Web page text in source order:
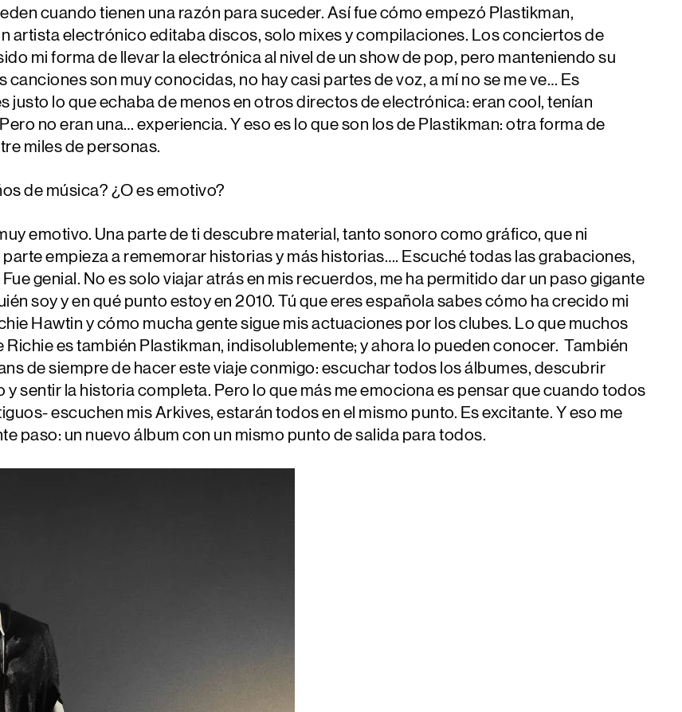
cuando tienen una razón para suceder. Así fue cómo empezó Plastikman,
artista electrónico editaba discos, solo mixes y compilaciones. Los conciertos de
mi forma de llevar la electrónica al nivel de un show de pop, pero manteniendo su
canciones son muy conocidas, no hay casi partes de voz, a mí no se me ve… Es
justo lo que echaba de menos en otros directos de electrónica: eran cool, tenían
no eran una… experiencia. Y eso es lo que son los de Plastikman: otra forma de
miles de personas.
de música? ¿O es emotivo?
emotivo. Una parte de ti descubre material, tanto sonoro como gráfico, que ni
empieza a rememorar historias y más historias…. Escuché todas las grabaciones,
genial. No es solo viajar atrás en mis recuerdos, me ha permitido dar un paso gigante
soy y en qué punto estoy en 2010. Tú que eres española sabes cómo ha crecido mi
Hawtin y cómo mucha gente sigue mis actuaciones por los clubes. Lo que muchos
Richie es también Plastikman, indisolublemente; y ahora lo pueden conocer. También
de siempre de hacer este viaje conmigo: escuchar todos los álbumes, descubrir
y sentir la historia completa. Pero lo que más me emociona es pensar que cuando todos
escuchen mis Arkives, estarán todos en el mismo punto. Es excitante. Y eso me
paso: un nuevo álbum con un mismo punto de salida para todos.